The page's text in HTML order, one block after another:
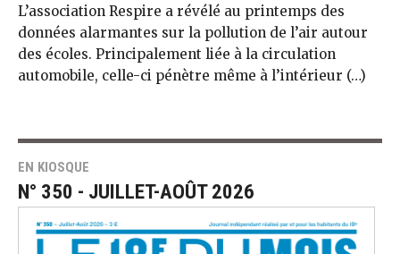
L’association Respire a révélé au printemps des
données alarmantes sur la pollution de l’air autour
des écoles. Principalement liée à la circulation
automobile, celle-ci pénètre même à l’intérieur (…)
EN KIOSQUE
N° 350 - JUILLET-AOÛT 2026